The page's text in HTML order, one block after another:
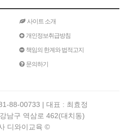
사이트 소개
개인정보취급방침
책임의 한계와 법적고지
문의하기
88-00733 | 대표 : 최효정
남구 역삼로 462(대치동)
디와이교육 ©